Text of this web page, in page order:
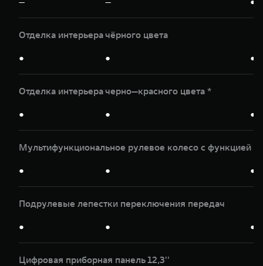
Отделка интерьера чёрного цвета
● ● ●
Отделка интерьера чeрно—красного цвета *
● ● ●
Мультифункциональное рулевое колесо с функцией
● ● ●
Подрулевые лепестки переключения передач
● ● ●
Цифровая приборная панель 12,3''